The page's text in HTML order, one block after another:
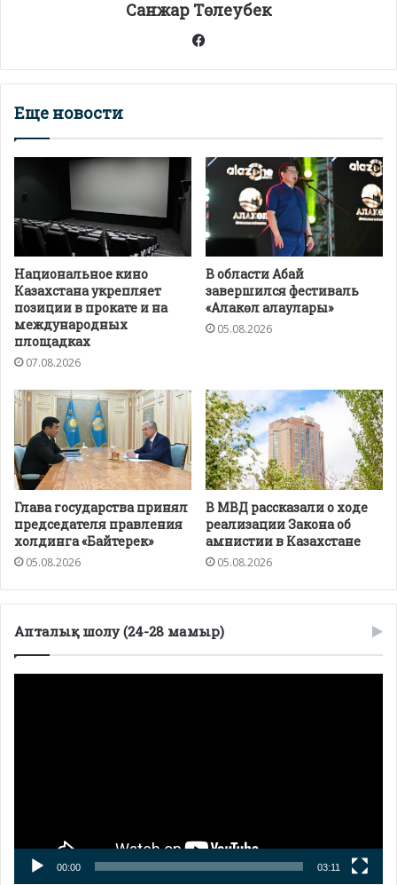
ь
Санжар Төлеубек
Facebook
Еще новости
Национальное кино
Казахстана укрепляет
позиции в прокате и на
международных
площадках
07.08.2026
В области Абай
завершился фестиваль
«Алакөл алаулары»
05.08.2026
Глава государства принял
председателя правления
холдинга «Байтерек»
05.08.2026
В МВД рассказали о ходе
реализации Закона об
амнистии в Казахстане
05.08.2026
Апталық шолу (24-28 мамыр)
00:00 03:11